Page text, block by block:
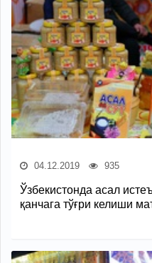
04.12.2019 935
Ўзбекистонда асал
қанчага тўғри келиши